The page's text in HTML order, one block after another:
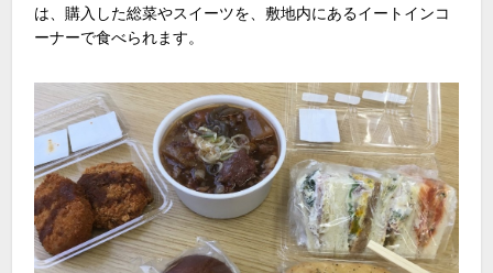
は、購入した総菜やスイーツを、敷地内にあるイートインコ
ーナーで食べられます。